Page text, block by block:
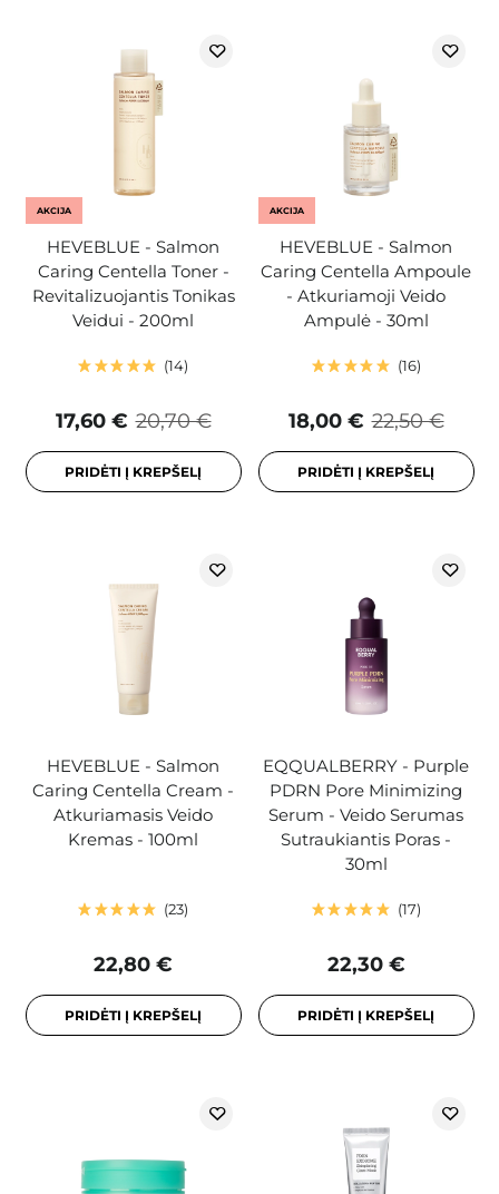
AKCIJA
HEVEBLUE - Salmon
Caring Centella Toner -
Revitalizuojantis Tonikas
Veidui - 200ml
14
20,70 €
17,60 €
PRIDĖTI Į KREPŠELĮ
AKCIJA
HEVEBLUE - Salmon
Caring Centella Ampoule
- Atkuriamoji Veido
Ampulė - 30ml
16
22,50 €
18,00 €
PRIDĖTI Į KREPŠELĮ
HEVEBLUE - Salmon
Caring Centella Cream -
Atkuriamasis Veido
Kremas - 100ml
23
22,80 €
PRIDĖTI Į KREPŠELĮ
EQQUALBERRY - Purple
PDRN Pore Minimizing
Serum - Veido Serumas
Sutraukiantis Poras -
30ml
17
22,30 €
PRIDĖTI Į KREPŠELĮ